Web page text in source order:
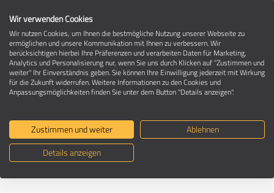
Umzugsunternehmen in 24107 Kiel-
Suchsdorf
Ein Umzug ist Vertrauenssache
Deutschland>Schleswig-Holstein
Wir verwenden Cookies
Wir nutzen Cookies, um Ihnen die bestmögliche Nutzung unserer Webseite zu
ermöglichen und unsere Kommunikation mit Ihnen zu verbessern. Wir
berücksichtigen hierbei Ihre Präferenzen und verarbeiten Daten für Marketing,
Analytics und Personalisierung nur, wenn Sie uns durch Klicken auf "Zustimmen und
weiter" Ihr Einverständnis geben. Sie können Ihre Einwilligung jederzeit mit Wirkung
für die Zukunft widerrufen. Weitere Informationen zu den Cookies und
Anpassungsmöglichkeiten finden Sie unter dem Button "Details anzeigen".
Zustimmen und weiter
Ablehnen
Details anzeigen